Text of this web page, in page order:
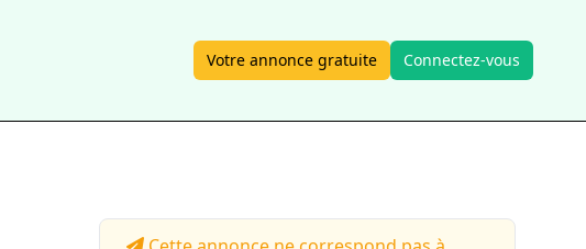
Votre annonce gratuite Connectez-vous